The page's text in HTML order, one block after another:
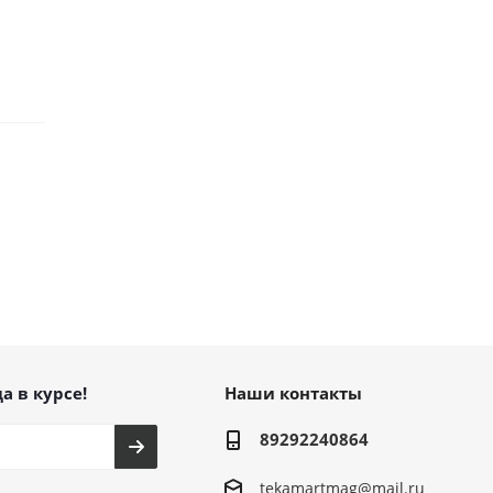
в курсе! Наши контакты
89292240864
tekamartmag@mail.ru